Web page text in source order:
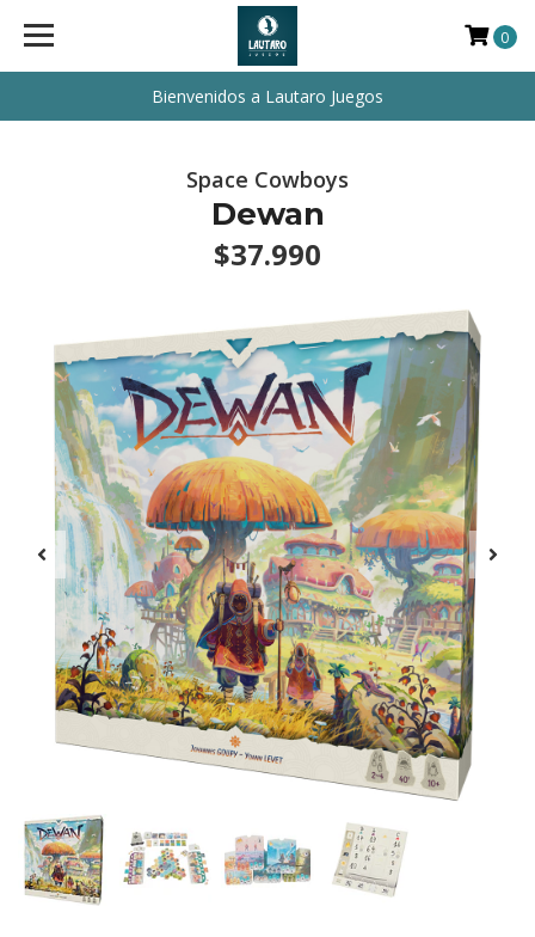
Bienvenidos a Lautaro Juegos
0
Space Cowboys
Dewan
$37.990